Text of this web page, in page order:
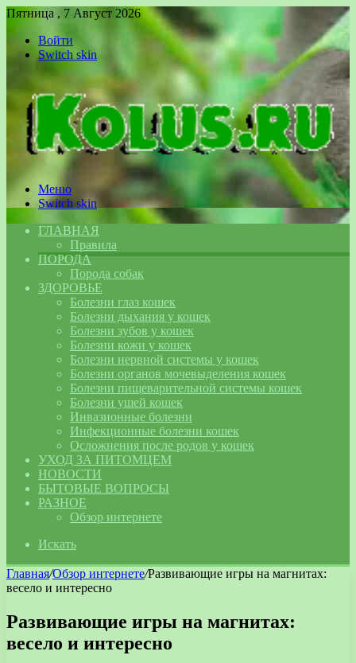
Пятница , 7 Август 2026
Войти
Switch skin
Меню
Switch skin
ГЛАВНАЯ
Правила
ПОРОДА
Порода собак
ЗДОРОВЬЕ
Болезни глаз кошек
Болезни дыхания у кошек
Болезни зубов у кошек
Болезни кожи у кошек
Болезни нервной системы у кошек
Болезни органов мочевыделения кошек
Болезни пищеварительной системы кошек
Болезни ушей кошек
Инвазионные болезни
Инфекционные болезни кошек
Осложнения после родов у кошек
УХОД ЗА ПИТОМЦЕМ
НОВОСТИ
БЫТОВЫЕ ВОПРОСЫ
РАЗНОЕ
Обзор интернете
Искать
Главная/Обзор интернете/Развивающие игры на магнитах:
весело и интересно
Развивающие игры на магнитах:
весело и интересно